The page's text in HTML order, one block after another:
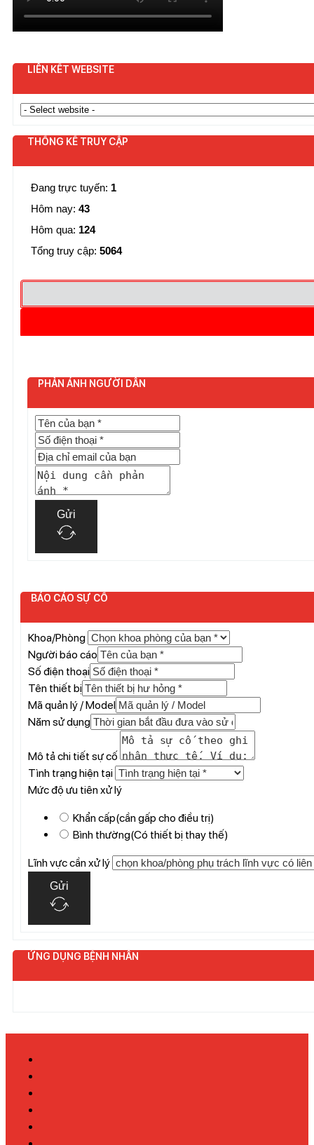
LIÊN KẾT WEBSITE
THỐNG KẾ TRUY CẬP
Đang trực tuyến: 1
Hôm nay: 43
Hôm qua: 124
Tổng truy cập: 5064
PHẢN ÁNH NGƯỜI DÂN
Gửi
BÁO CÁO SỰ CỐ
Khoa/Phòng
Người báo cáo
Số điện thoại
Tên thiết bị
Mã quản lý / Model
Năm sử dụng
Mô tả chi tiết sự cố
Tình trạng hiện tại
Mức độ ưu tiên xử lý
Khẩn cấp(cần gấp cho điều trị)
Bình thường(Có thiết bị thay thế)
Lĩnh vực cần xử lý
Gửi
ỨNG DỤNG BỆNH NHÂN